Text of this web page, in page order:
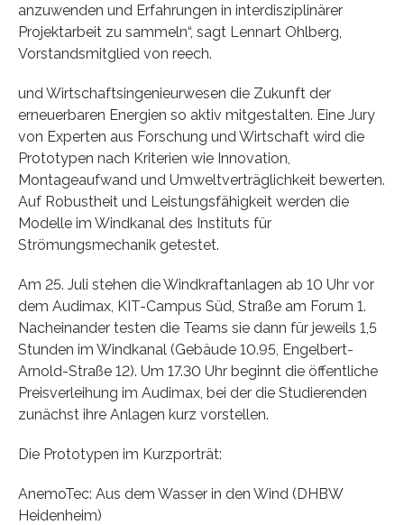
anzuwenden und Erfahrungen in interdisziplinärer
Projektarbeit zu sammeln“, sagt Lennart Ohlberg,
Vorstandsmitglied von reech.
und Wirtschaftsingenieurwesen die Zukunft der
erneuerbaren Energien so aktiv mitgestalten. Eine Jury
von Experten aus Forschung und Wirtschaft wird die
Prototypen nach Kriterien wie Innovation,
Montageaufwand und Umweltverträglichkeit bewerten.
Auf Robustheit und Leistungsfähigkeit werden die
Modelle im Windkanal des Instituts für
Strömungsmechanik getestet.
Am 25. Juli stehen die Windkraftanlagen ab 10 Uhr vor
dem Audimax, KIT-Campus Süd, Straße am Forum 1.
Nacheinander testen die Teams sie dann für jeweils 1,5
Stunden im Windkanal (Gebäude 10.95, Engelbert-
Arnold-Straße 12). Um 17.30 Uhr beginnt die öffentliche
Preisverleihung im Audimax, bei der die Studierenden
zunächst ihre Anlagen kurz vorstellen.
Die Prototypen im Kurzporträt:
AnemoTec: Aus dem Wasser in den Wind (DHBW
Heidenheim)